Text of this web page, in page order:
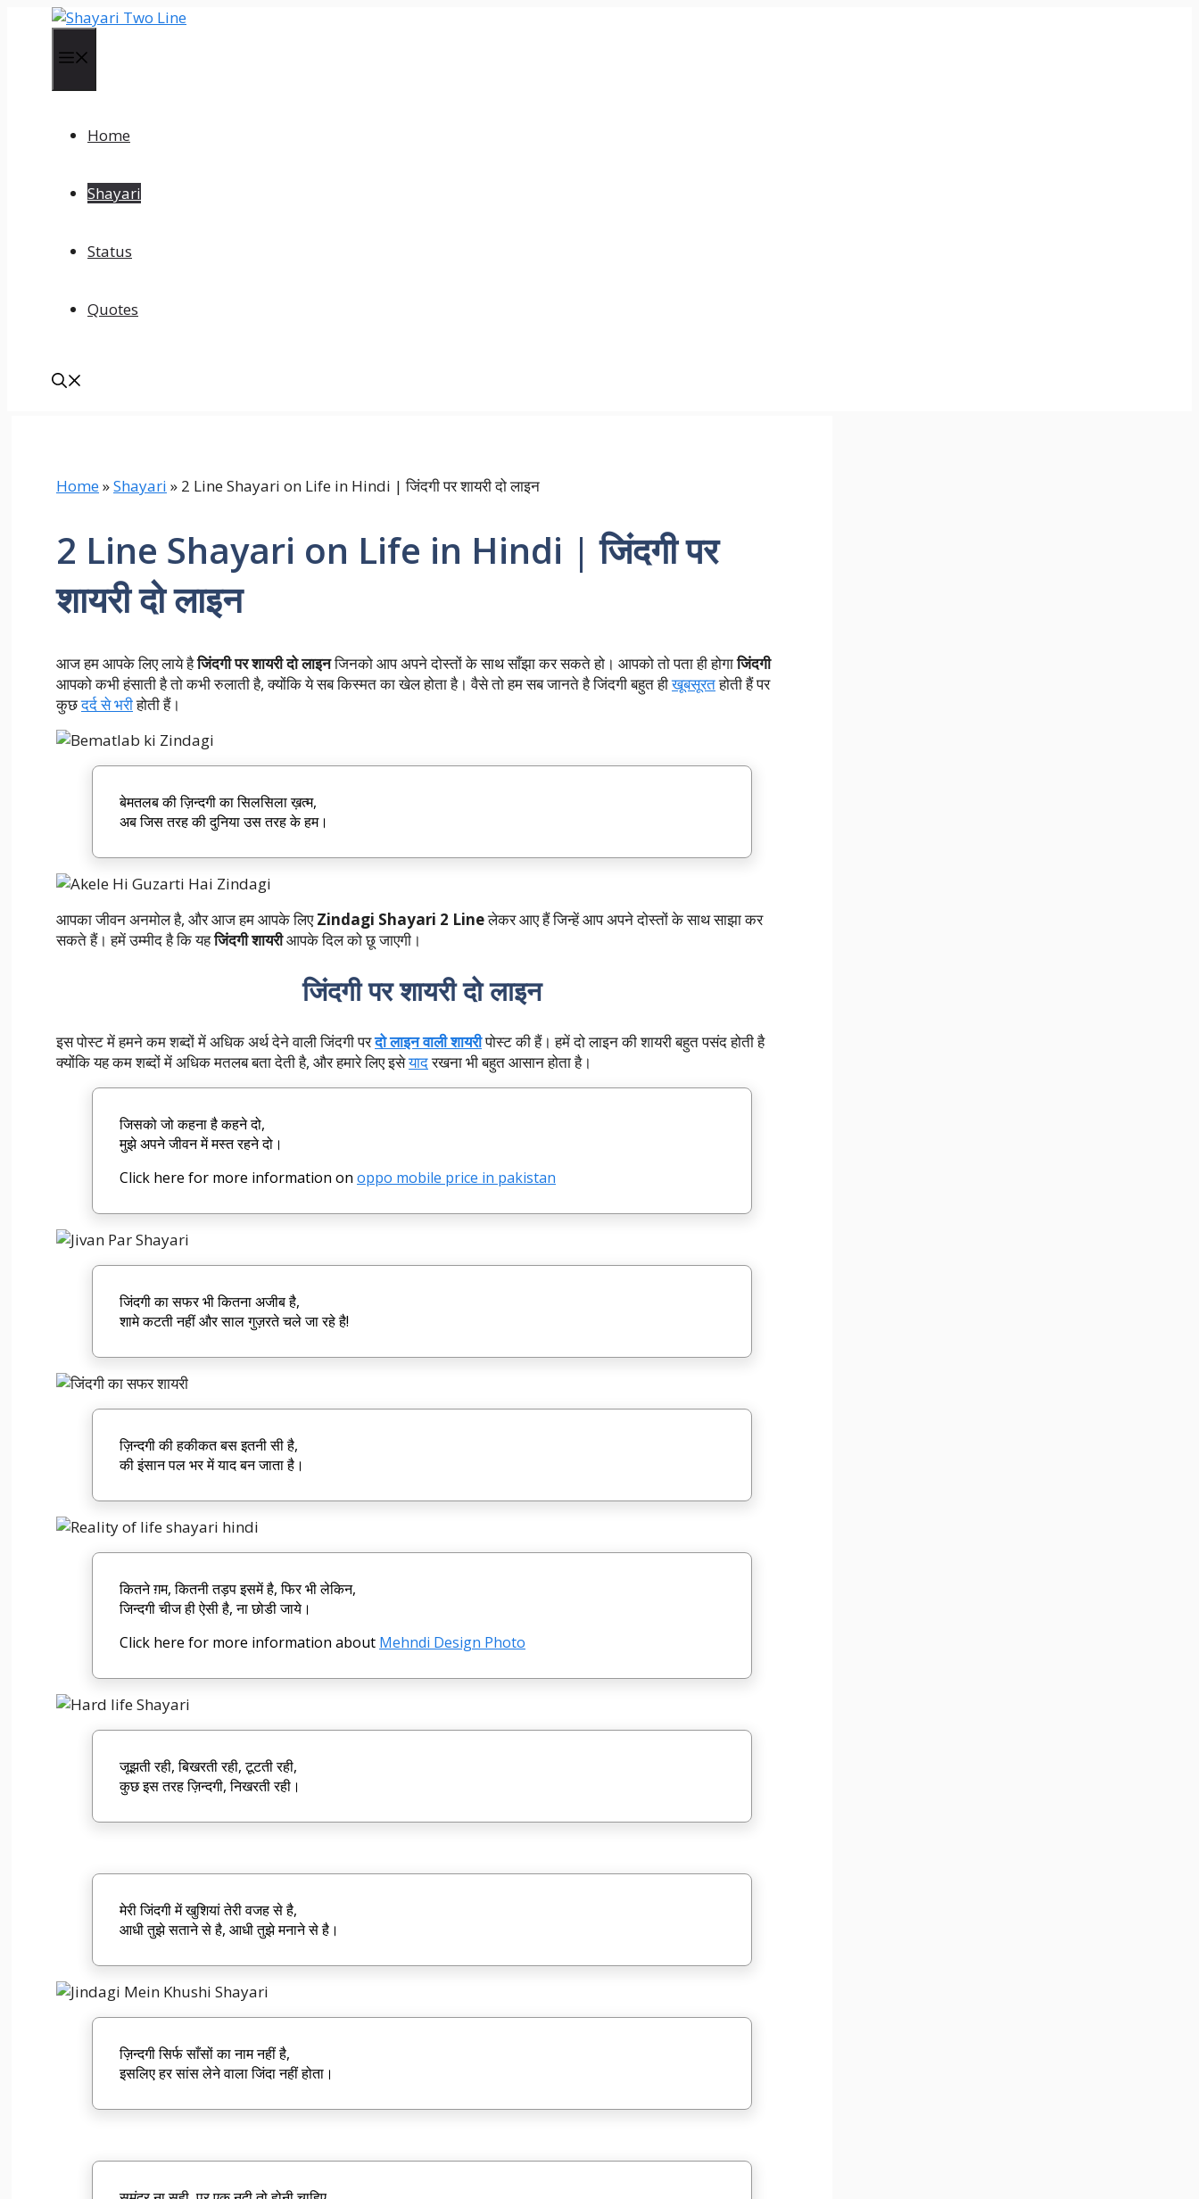
Home
Shayari
Status
Quotes
Home»Shayari » 2 Line Shayari on Life in Hindi | जिंदगी पर शायरी दो लाइन
2 Line Shayari on Life in Hindi | जिंदगी पर
शायरी दो लाइन
आज हम आपके लिए लाये हैजिंदगी पर शायरी दो लाइनजिनको आप अपने दोस्तों के साथ साँझा कर सकते हो। आपको तो पता ही होगाजिंदगी
आपको कभी हंसाती है तो कभी रुलाती है, क्योंकि ये सब किस्मत का खेल होता है। वैसे तो हम सब जानते है जिंदगी बहुत हीखूबसूरतहोती हैं पर
कुछदर्द से भरीहोती हैं।
बेमतलब की ज़िन्दगी का सिलसिला ख़त्म,
अब जिस तरह की दुनिया उस तरह के हम।
आपका जीवन अनमोल है, और आज हम आपके लिएZindagi Shayari 2 Lineलेकर आए हैं जिन्हें आप अपने दोस्तों के साथ साझा कर
सकते हैं। हमें उम्मीद है कि यहजिंदगी शायरीआपके दिल को छू जाएगी।
जिंदगी पर शायरी दो लाइन
इस पोस्ट में हमने कम शब्दों में अधिक अर्थ देने वाली जिंदगी परदो लाइन वाली शायरीपोस्ट की हैं। हमें दो लाइन की शायरी बहुत पसंद होती है
क्योंकि यह कम शब्दों में अधिक मतलब बता देती है, और हमारे लिए इसेयादरखना भी बहुत आसान होता है।
जिसको जो कहना है कहने दो,
मुझे अपने जीवन में मस्त रहने दो।
Click here for more information on oppo mobile price in pakistan
जिंदगी का सफर भी कितना अजीब है,
शामे कटती नहीं और साल गुज़रते चले जा रहे है!
ज़िन्दगी की हकीकत बस इतनी सी है,
की इंसान पल भर में याद बन जाता है।
कितने ग़म, कितनी तड़प इसमें है, फिर भी लेकिन,
जिन्दगी चीज ही ऐसी है, ना छोडी जाये।
Click here for more information about Mehndi Design Photo
जूझती रही, बिखरती रही, टूटती रही,
कुछ इस तरह ज़िन्दगी, निखरती रही।
मेरी जिंदगी में खुशियां तेरी वजह से है,
आधी तुझे सताने से है, आधी तुझे मनाने से है।
ज़िन्दगी सिर्फ साँसों का नाम नहीं है,
इसलिए हर सांस लेने वाला जिंदा नहीं होता।